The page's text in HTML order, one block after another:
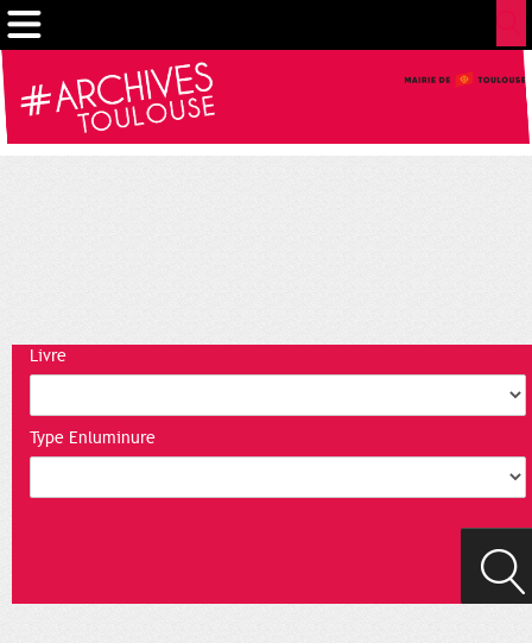
Livre
Type Enluminure
Gestion de vos préférences sur les cookies